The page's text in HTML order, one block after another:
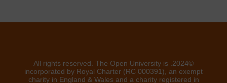
©2024. All rights reserved. The Open University is
incorporated by Royal Charter (RC 000391), an exempt
charity in England & Wales and a charity registered in